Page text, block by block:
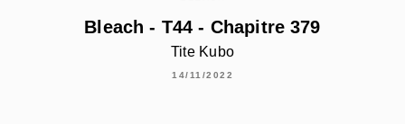
Bleach - T44 - Chapitre 379
Tite Kubo
14/11/2022